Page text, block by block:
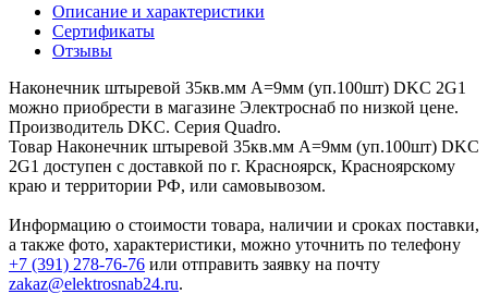
Описание и характеристики
Сертификаты
Отзывы
Наконечник штыревой 35кв.мм А=9мм (уп.100шт) DKC 2G1
можно приобрести в магазине Электроснаб по низкой цене.
Производитель DKC. Серия Quadro.
Товар Наконечник штыревой 35кв.мм А=9мм (уп.100шт) DKC
2G1 доступен с доставкой по г. Красноярск, Красноярскому
краю и территории РФ, или самовывозом.
Информацию о стоимости товара, наличии и сроках поставки,
а также фото, характеристики, можно уточнить по телефону
+7 (391) 278-76-76 или отправить заявку на почту
zakaz@elektrosnab24.ru.